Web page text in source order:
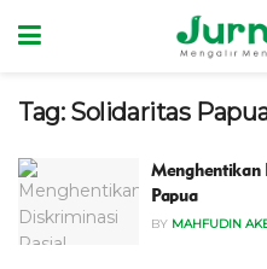
Tag: Solidaritas
Menghentikan
Papua
BY MAHFUDIN